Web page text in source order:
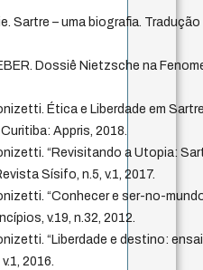
Sartre – uma biografia.
Dossiê Nietzsche na
Ética e Liberdade em
Appris, 2018.
“Revisitando a Utopia:
Sísifo, n.5, v.1, 2017.
“Conhecer e ser-no-
v.19, n.32, 2012.
“Liberdade e destino:
2016.